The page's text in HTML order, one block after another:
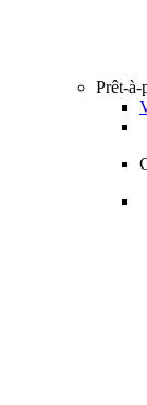
Prêt-à-